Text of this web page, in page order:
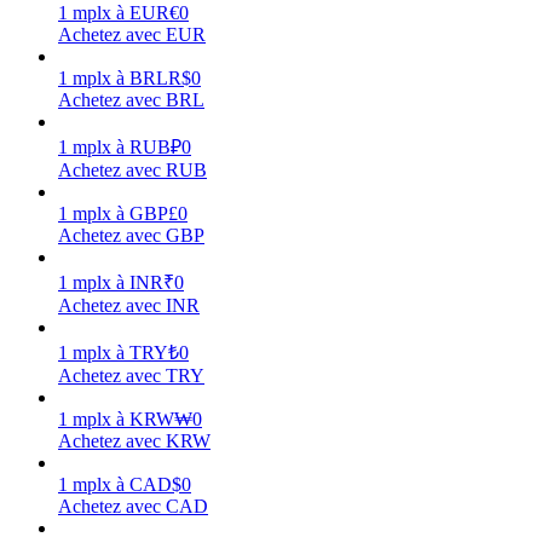
Cochon de puissance
Gagnez quotidiennement des récompenses compétitives
1 mplx à EUR€0
Achetez avec EUR
1 mplx à BRLR$0
Achetez avec BRL
1 mplx à RUB₽0
Achetez avec RUB
1 mplx à GBP£0
Achetez avec GBP
1 mplx à INR₹0
Achetez avec INR
1 mplx à TRY₺0
Achetez avec TRY
1 mplx à KRW₩0
Achetez avec KRW
1 mplx à CAD$0
Achetez avec CAD